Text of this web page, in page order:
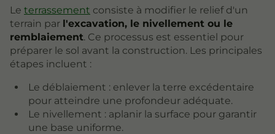
Le terrassement consiste à modifier le relief d'un
terrain par l'excavation, le nivellement ou le
remblaiement. Ce processus est essentiel pour
préparer le sol avant la construction. Les principales
étapes incluent :
Le déblaiement : enlever la terre excédentaire
pour atteindre une profondeur adéquate.
Le nivellement : aplanir la surface pour garantir
une base uniforme.